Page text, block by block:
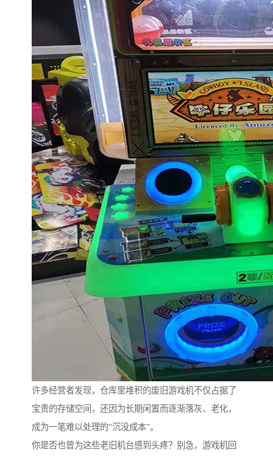
许多经营者发现，仓库里堆积的废旧游戏机不仅占据了
宝贵的存储空间，还因为长期闲置而逐渐落灰、老化，
成为一笔难以处理的“沉没成本”。
你是否也曾为这些老旧机台感到头疼？别急，游戏机回